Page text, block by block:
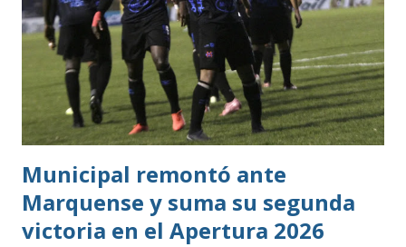
Municipal remontó ante
Marquense y suma su segunda
victoria en el Apertura 2026